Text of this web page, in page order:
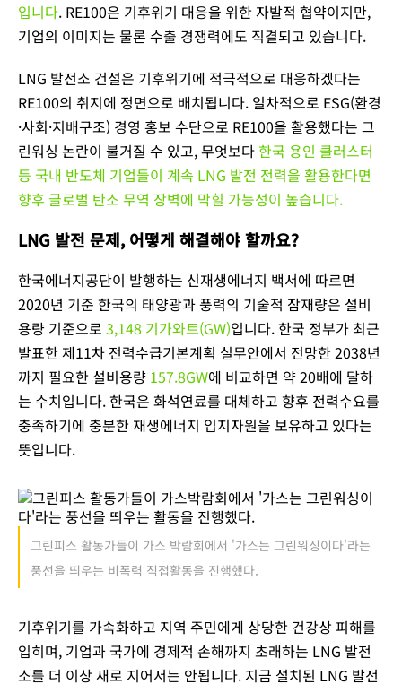
입니다. RE100은 기후위기 대응을 위한 자발적 협약이지만,
기업의 이미지는 물론 수출 경쟁력에도 직결되고 있습니다.
LNG 발전소 건설은 기후위기에 적극적으로 대응하겠다는
RE100의 취지에 정면으로 배치됩니다. 일차적으로 ESG(환경
·사회·지배구조) 경영 홍보 수단으로 RE100을 활용했다는 그
린워싱 논란이 불거질 수 있고, 무엇보다한국 용인 클러스터
등 국내 반도체 기업들이 계속 LNG 발전 전력을 활용한다면
향후 글로벌 탄소 무역 장벽에 막힐 가능성이 높습니다.
LNG 발전 문제, 어떻게 해결해야 할까요?
한국에너지공단이 발행하는 신재생에너지 백서에 따르면
2020년 기준 한국의 태양광과 풍력의 기술적 잠재량은 설비
용량 기준으로 3,148 기가와트(GW)입니다. 한국 정부가 최근
발표한 제11차 전력수급기본계획 실무안에서 전망한 2038년
까지 필요한 설비용량 157.8GW에 비교하면 약 20배에 달하
는 수치입니다. 한국은 화석연료를 대체하고 향후 전력수요를
충족하기에 충분한 재생에너지 입지자원을 보유하고 있다는
뜻입니다.
그린피스 활동가들이 가스 박람회에서 '가스는 그린워싱이다'라는
풍선을 띄우는 비폭력 직접활동을 진행했다.
기후위기를 가속화하고 지역 주민에게 상당한 건강상 피해를
입히며, 기업과 국가에 경제적 손해까지 초래하는 LNG 발전
소를 더 이상 새로 지어서는 안됩니다. 지금 설치된 LNG 발전